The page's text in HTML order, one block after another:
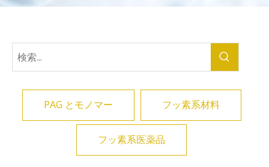
PAG とモノマー フッ素系材料
フッ素系医薬品